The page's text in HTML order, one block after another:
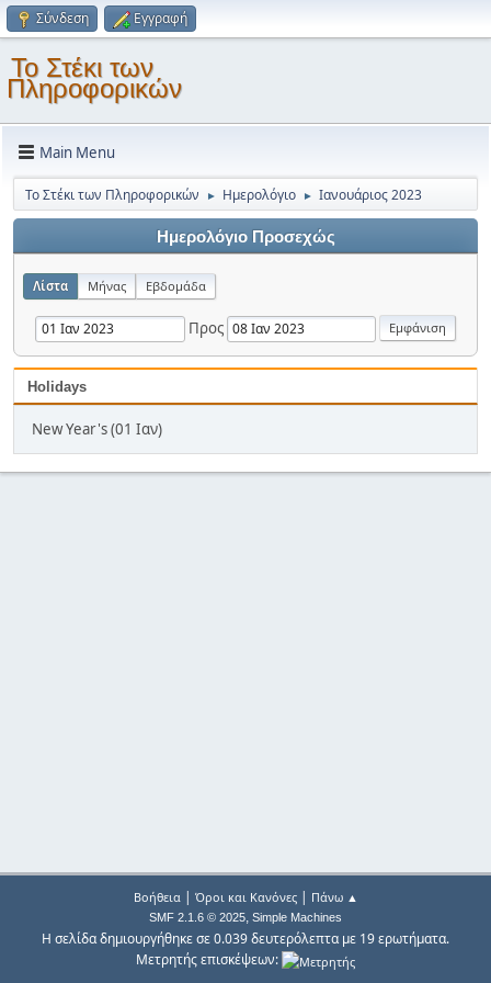
Σύνδεση Εγγραφή
Το Στέκι των
Πληροφορικών
Main Menu
Το Στέκι των Πληροφορικών ► Ημερολόγιο ► Ιανουάριος 2023
Ημερολόγιο Προσεχώς
Λίστα Μήνας Εβδομάδα
Προς
Holidays
New Year's (01 Ιαν)
Βοήθεια| Όροι και Κανόνες| Πάνω ▲
SMF 2.1.6 © 2025, Simple Machines
Η σελίδα δημιουργήθηκε σε 0.039 δευτερόλεπτα με 19 ερωτήματα.
Μετρητής επισκέψεων: